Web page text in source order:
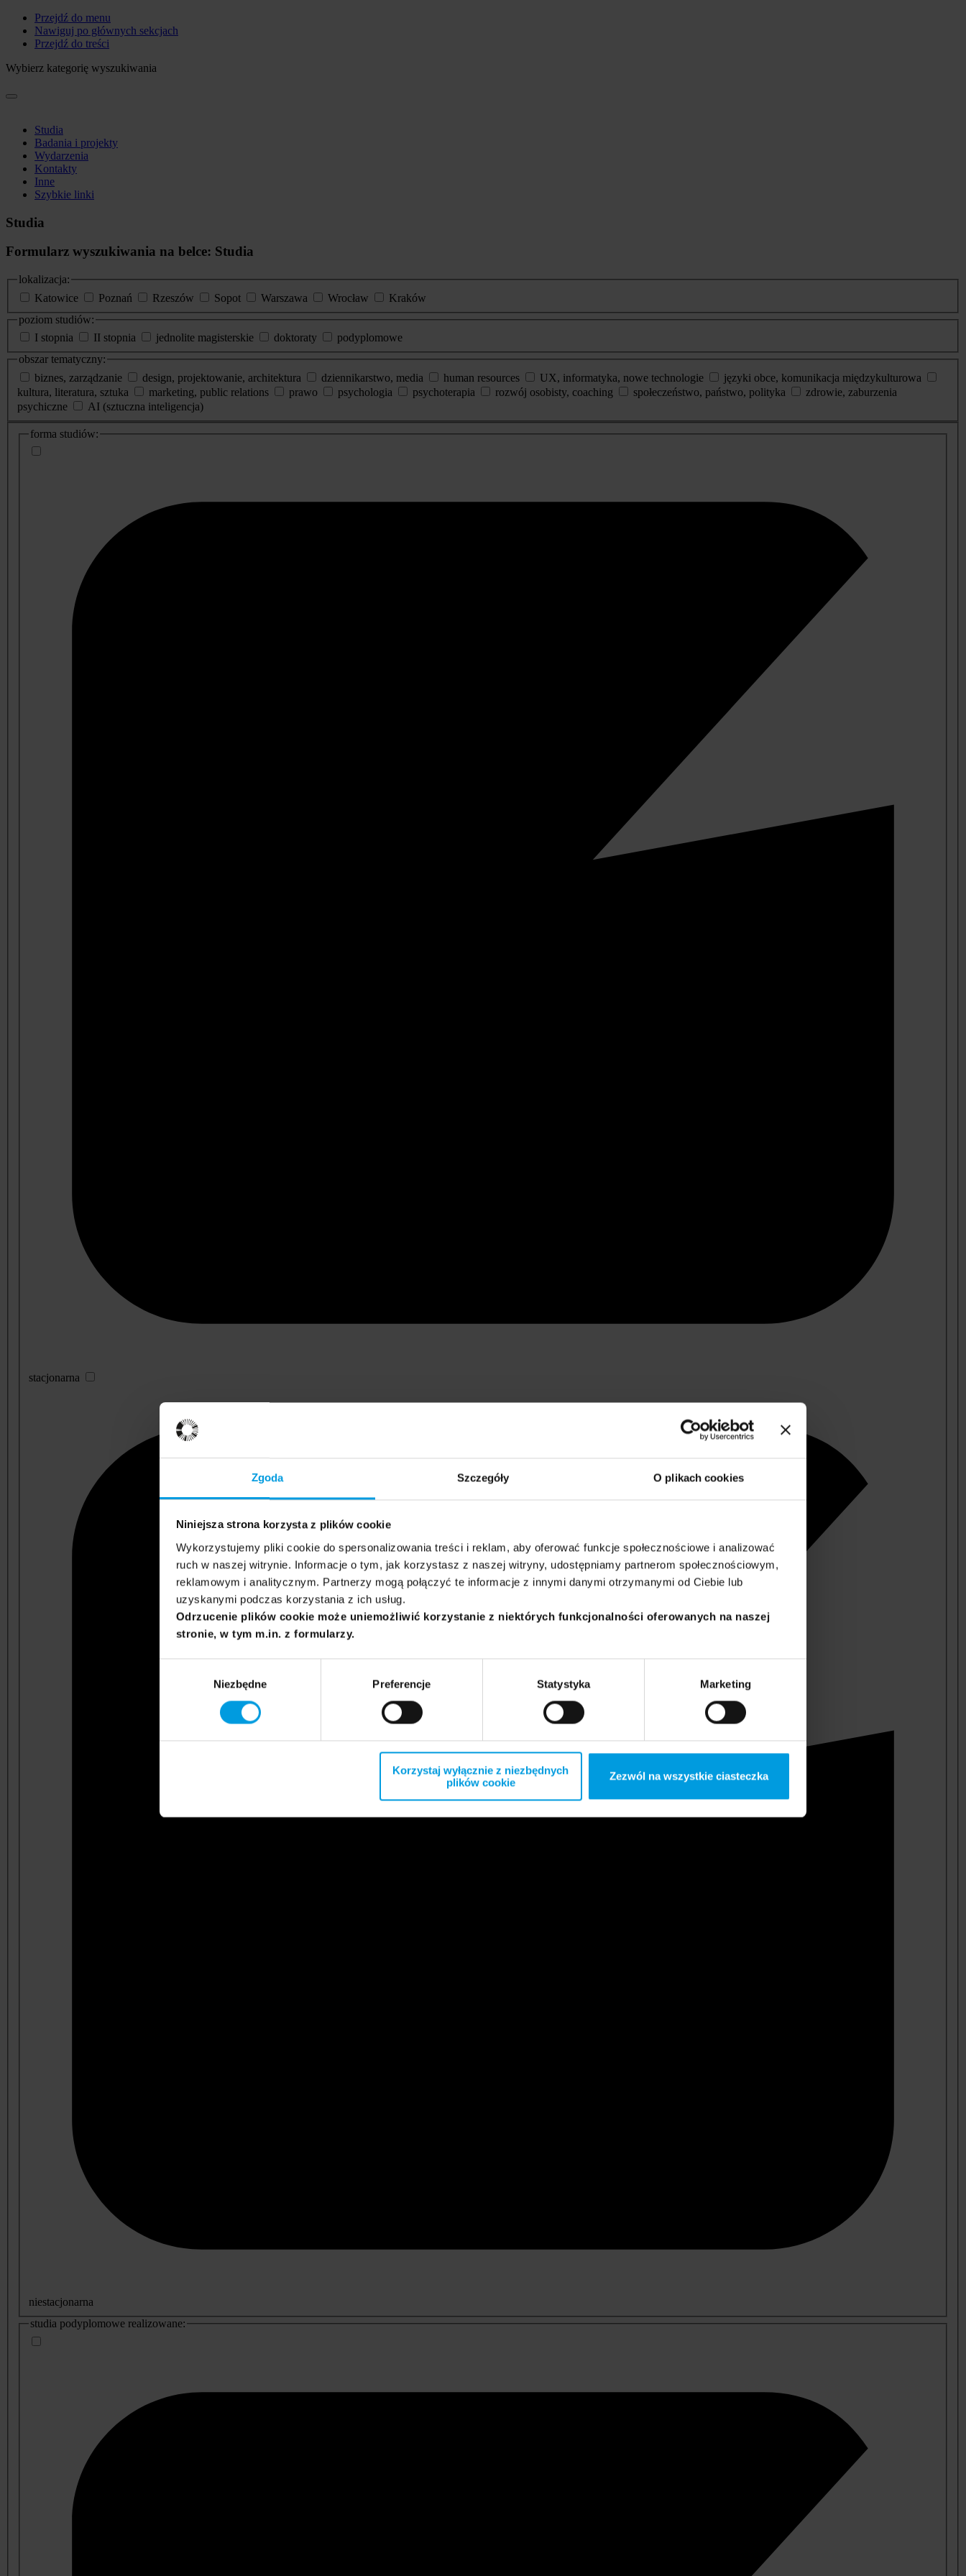
Zgoda Szczegóły O plikach cookies
Niniejsza strona korzysta z plików cookie
Wykorzystujemy pliki cookie do spersonalizowania treści i reklam, aby oferować funkcje społecznościowe i analizować
ruch w naszej witrynie. Informacje o tym, jak korzystasz z naszej witryny, udostępniamy partnerom społecznościowym,
reklamowym i analitycznym. Partnerzy mogą połączyć te informacje z innymi danymi otrzymanymi od Ciebie lub
uzyskanymi podczas korzystania z ich usług.
Odrzucenie plików cookie może uniemożliwić korzystanie z niektórych funkcjonalności oferowanych na naszej
stronie, w tym m.in. z formularzy.
Niezbędne Preferencje Statystyka Marketing
Korzystaj wyłącznie z niezbędnych
plików cookie
Zezwól na wszystkie ciasteczka
Przejdź do menu
Nawiguj po głównych sekcjach
Przejdź do treści
Wybierz kategorię wyszukiwania
Studia
Badania i projekty
Wydarzenia
Kontakty
Inne
Szybkie linki
Studia
Formularz wyszukiwania na belce: Studia
lokalizacja:
Katowice
Poznań Rzeszów Sopot Warszawa Wrocław
Kraków
poziom studiów:
I stopnia
II stopnia jednolite magisterskie doktoraty
podyplomowe
obszar tematyczny:
biznes, zarządzanie
design, projektowanie, architektura dziennikarstwo, media human resources UX, informatyka, nowe technologie
języki obce, komunikacja międzykulturowa
kultura, literatura, sztuka
marketing, public relations prawo psychologia psychoterapia rozwój osobisty, coaching społeczeństwo, państwo, polityka
zdrowie, zaburzenia
psychiczne
AI (sztuczna inteligencja)
dodatkowe
informacje
forma studiów:
stacjonarna
niestacjonarna
studia podyplomowe realizowane: